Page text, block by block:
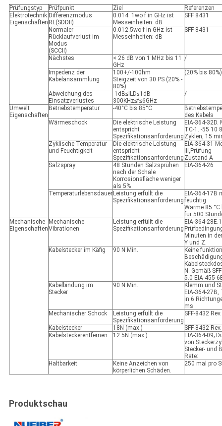
Prüfungstyp Prüfpunkt Ziel
Referenzen
Elektrotechnik
Eigenschaften
Differenzmodus
RL(SDDII)
0.01 4. 1 wo f in GHz ist
Messeinheiten: dB
SFF 8431
Normaler
Rücklaufverlust im
Modus
(SCCII)
0.01 2.5wo f in GHz ist
Messeinheiten: dB
SFF 8431
Nächstes
< 26 dB von 1 MHz bis 11
GHz
/
Impedenz der
Kabelansammlung
100+/-100hm
Steigzeit von 30 PS (20% -
80%)
(20% bis 80%)
Abweichung des
Einsatzverlustes
-1dB≤ILD≤1dB
300KHz≤f≤6GHz
/
Umwelt
Eigenschaften
Betriebstemperatur -40°C bis 85°C
des Kabels
Wärmeschock
Die elektrische Leistung
entspricht
Spezifikationsanforderung
EIA-364-32D.
TC-1. -55 10
Zyklen, 15
Zyklische Temperatur
und Feuchtigkeit
Die elektrische Leistung
entspricht
Spezifikationsanforderung
EIA-364-31
III,Prüfung
Zustand A
Salzspray
48 Stunden Salzsprühen
nach der Schale
Korrosionsfläche weniger
als 5%
EIA-364-26
Temperaturlebensdauer Leistung erfüllt die
Spezifikationsanforderung
EIA-364-17B
feuchtig
Wärme 85 °C
für 500
Mechanische
Eigenschaften
Mechanische
Vibrationen
Leistung erfüllt die
Spezifikationsanforderung
EIA-364-
Minuten in
Y und Z.
Kabelstecker im Käfig
90 N Min.
Keine
N. Gemäß
5.0 EIA-455-
Kabelbindung im
Stecker
90 N Min.
Klemm und
EIA-364-27B,
in 6
ms
Mechanischer Schock
Leistung erfüllt die
Spezifikationsanforderung
SFF-8432
Kabelstecker 18N (max.)
SFF-8432
Kabelsteckerentfernen
12.5N (max.)
EIA-364-09;
von
Stecker- und
Rate:
Haltbarkeit
Keine Anzeichen von
körperlichen Schäden.
250 mal pro
Produktschau